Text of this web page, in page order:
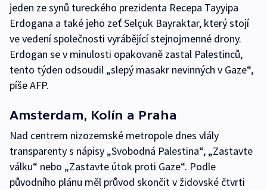
jeden ze synů tureckého prezidenta Recepa Tayyipa
Erdogana a také jeho zeť Selçuk Bayraktar, který stojí
ve vedení společnosti vyrábějící stejnojmenné drony.
Erdogan se v minulosti opakovaně zastal Palestinců,
tento týden odsoudil „slepý masakr nevinných v Gaze“,
píše AFP.
Amsterdam, Kolín a Praha
Nad centrem nizozemské metropole dnes vlály
transparenty s nápisy „Svobodná Palestina“, „Zastavte
válku“ nebo „Zastavte útok proti Gaze“. Podle
původního plánu měl průvod skončit v židovské čtvrti